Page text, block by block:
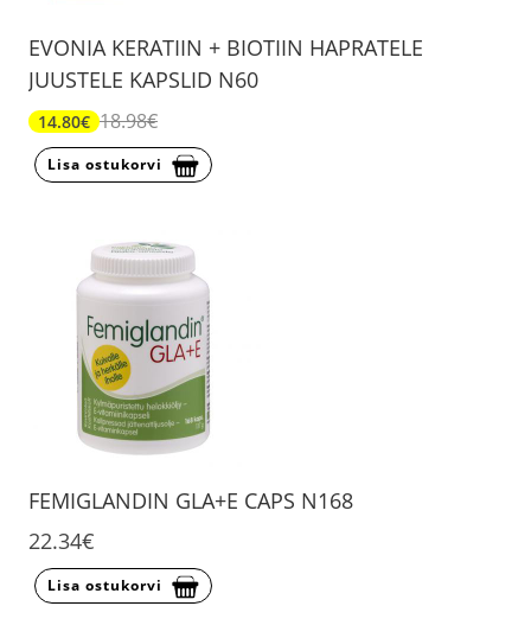
EVONIA KERATIIN + BIOTIIN HAPRATELE
JUUSTELE KAPSLID N60
14.80€ 18.98€
Lisa ostukorvi
FEMIGLANDIN GLA+E CAPS N168
22.34€
Lisa ostukorvi